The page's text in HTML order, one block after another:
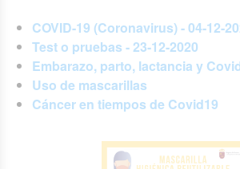
COVID-19 (Coronavirus) - 04-12-
Test o pruebas - 23-12-2020
Embarazo, parto, lactancia y
Uso de mascarillas
Cáncer en tiempos de Covid19